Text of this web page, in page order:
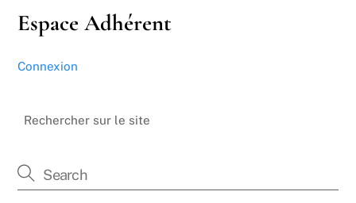
Espace Adhérent
Connexion
Rechercher sur le site